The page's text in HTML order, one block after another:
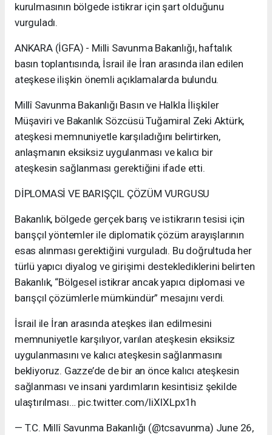
kurulmasının bölgede istikrar için şart olduğunu
vurguladı.
ANKARA (İGFA) - Milli Savunma Bakanlığı, haftalık
basın toplantısında, İsrail ile İran arasında ilan edilen
ateşkese ilişkin önemli açıklamalarda bulundu.
Millî Savunma Bakanlığı Basın ve Halkla İlişkiler
Müşaviri ve Bakanlık Sözcüsü Tuğamiral Zeki Aktürk,
ateşkesi memnuniyetle karşıladığını belirtirken,
anlaşmanın eksiksiz uygulanması ve kalıcı bir
ateşkesin sağlanması gerektiğini ifade etti.
DİPLOMASİ VE BARIŞÇIL ÇÖZÜM VURGUSU
Bakanlık, bölgede gerçek barış ve istikrarın tesisi için
barışçıl yöntemler ile diplomatik çözüm arayışlarının
esas alınması gerektiğini vurguladı. Bu doğrultuda her
türlü yapıcı diyalog ve girişimi desteklediklerini belirten
Bakanlık, “Bölgesel istikrar ancak yapıcı diplomasi ve
barışçıl çözümlerle mümkündür” mesajını verdi.
İsrail ile İran arasında ateşkes ilan edilmesini
memnuniyetle karşılıyor, varılan ateşkesin eksiksiz
uygulanmasını ve kalıcı ateşkesin sağlanmasını
bekliyoruz. Gazze’de de bir an önce kalıcı ateşkesin
sağlanması ve insani yardımların kesintisiz şekilde
ulaştırılması… pic.twitter.com/liXIXLpx1h
— T.C. Millî Savunma Bakanlığı (@tcsavunma) June 26,